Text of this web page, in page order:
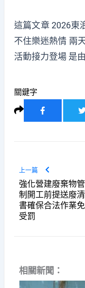
這篇文章 2026東
不住樂迷熱情 兩
活動接力登場是由
關鍵字
上一篇
強化營建廢棄物管
制開工前提送廢清
書確保合法作業免
受罰
相關新聞：